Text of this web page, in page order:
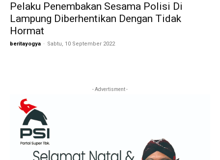
Pelaku Penembakan Sesama Polisi Di
Lampung Diberhentikan Dengan Tidak
Hormat
beritayogya - Sabtu, 10 September 2022
- Advertisment -